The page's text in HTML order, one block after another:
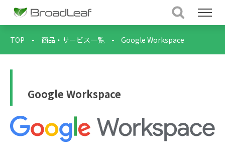
TOP - 商品・サービス一覧 - Google Workspace
Google Workspace